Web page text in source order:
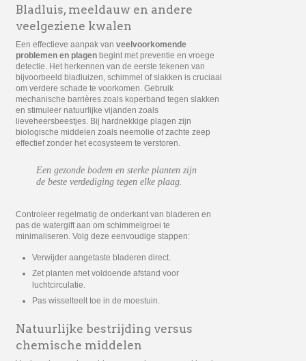
Bladluis, meeldauw en andere
veelgeziene kwalen
Een effectieve aanpak van veelvoorkomende
problemen en plagen begint met preventie en vroege
detectie. Het herkennen van de eerste tekenen van
bijvoorbeeld bladluizen, schimmel of slakken is cruciaal
om verdere schade te voorkomen. Gebruik
mechanische barrières zoals koperband tegen slakken
en stimuleer natuurlijke vijanden zoals
lieveheersbeestjes. Bij hardnekkige plagen zijn
biologische middelen zoals neemolie of zachte zeep
effectief zonder het ecosysteem te verstoren.
Een gezonde bodem en sterke planten zijn
de beste verdediging tegen elke plaag.
Controleer regelmatig de onderkant van bladeren en
pas de watergift aan om schimmelgroei te
minimaliseren. Volg deze eenvoudige stappen:
Verwijder aangetaste bladeren direct.
Zet planten met voldoende afstand voor
luchtcirculatie.
Pas wisselteelt toe in de moestuin.
Natuurlijke bestrijding versus
chemische middelen